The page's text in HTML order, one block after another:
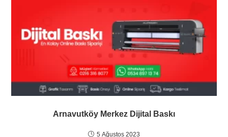
Arnavutköy Merkez Dijital Baskı
5 Ağustos 2023